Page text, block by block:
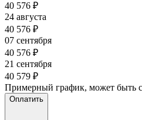
40 576 ₽
24 августа
40 576 ₽
07 сентября
40 576 ₽
21 сентября
40 579 ₽
Примерный график, может быть
Оплатить